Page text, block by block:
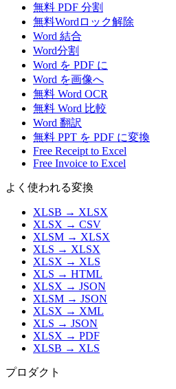
無料 PDF 分割
無料Wordロック解除
Word 結合
Word分割
Word を PDF に
Word を画像へ
無料 Word OCR
無料 Word 比較
Word 翻訳
無料 PPT を PDF に変換
Free Receipt to Excel
Free Invoice to Excel
よく使われる変換
XLSB → XLSX
XLSX → CSV
XLSM → XLSX
XLS → XLSX
XLSX → XLS
XLS → HTML
XLSX → JSON
XLSM → JSON
XLSX → XML
XLS → JSON
XLSX → PDF
XLSB → XLS
プロダクト